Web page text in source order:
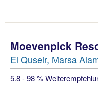
Moevenpick
El Quseir, Marsa
5.8 - 98 %